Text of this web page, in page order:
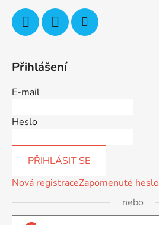
Přihlášení
E-mail
Heslo
PŘIHLÁSIT SE
Nová registraceZapomenuté heslo
nebo